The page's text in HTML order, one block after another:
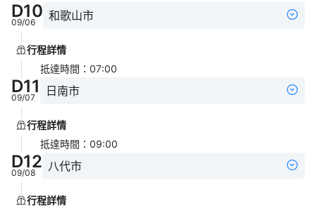
D10
09/06 和歌山市
行程詳情
抵達時間 ： 07:00
D11
09/07 日南市
行程詳情
抵達時間 ： 09:00
D12
09/08 八代市
行程詳情